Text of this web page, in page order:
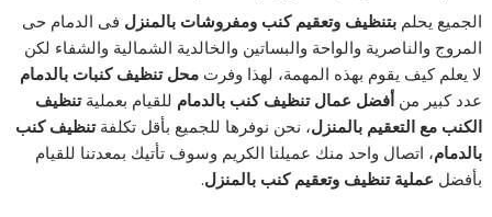
الجميع يحلمبتنظيف وتعقيم كنب ومفروشات بالمنزل فى الدمام حى
المروج والناصرية والواحة والبساتين والخالدية الشمالية والشفاء لكن
لا يعلم كيف يقوم بهذه المهمة، لهذا وفرتمحل تنظيف كنبات بالدمام
عدد كبير منأفضل عمال تنظيف كنب بالدمام للقيام بعمليةتنظيف
الكنب مع التعقيم بالمنزل، نحن نوفرها للجميع بأقل تكلفةتنظيف كنب
بالدمام، اتصال واحد منك عميلنا الكريم وسوف تأتيك بمعدتنا للقيام
بأفضل عملية تنظيف وتعقيم كنب بالمنزل.